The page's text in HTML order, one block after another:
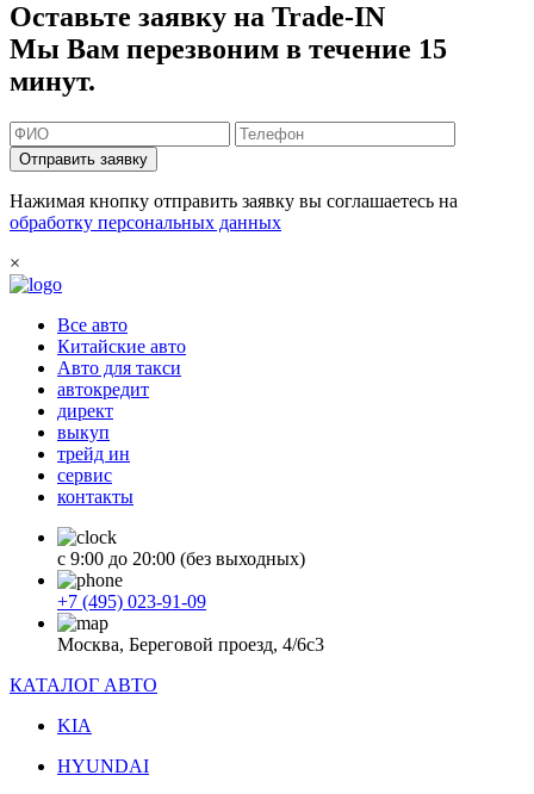
Оставьте заявку на Trade-IN
Мы Вам перезвоним в течение 15
минут.
Отправить заявку
Нажимая кнопку отправить заявку вы соглашаетесь на
обработку персональных данных
×
Все авто
Китайские авто
Авто для такси
автокредит
директ
выкуп
трейд ин
сервис
контакты
с 9:00 до 20:00 (без выходных)
+7 (495) 023-91-09
Москва, Береговой проезд, 4/6с3
КАТАЛОГ АВТО
KIA
HYUNDAI